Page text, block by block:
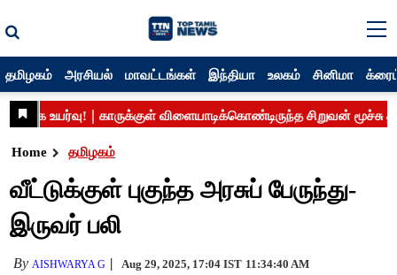
தமிழகம் அரசியல் மாவட்டங்கள் இந்தியா உலகம் சினிமா
Home தமிழகம்
வீட்டுக்குள் புகுந்த அரசுப் பேருந்து-
இருவர் பலி
By AISHWARYA G Aug 29, 2025, 17:04 IST 11:34:40 AM